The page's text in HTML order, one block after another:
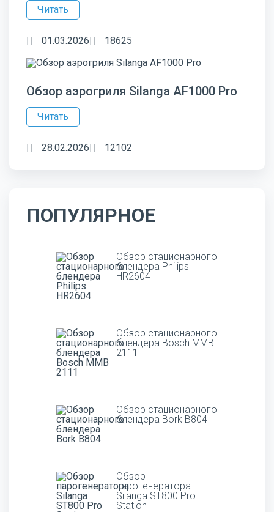
Читать
01.03.2026 18625
Обзор аэрогриля Silanga AF1000 Pro
Читать
28.02.2026 12102
ПОПУЛЯРНОЕ
Обзор стационарного
блендера Philips
HR2604
Обзор стационарного
блендера Bosch MMB
2111
Обзор стационарного
блендера Bork B804
Обзор
парогенератора
Silanga ST800 Pro
Station